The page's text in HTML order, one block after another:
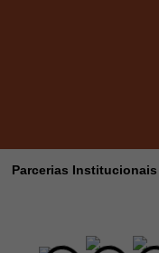
Parcerias Institucionais